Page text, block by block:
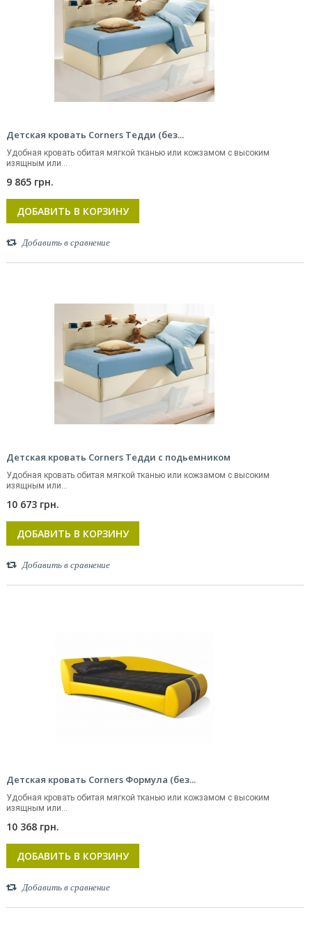
Детская кровать Corners Тедди (без...
Удобная кровать обитая мягкой тканью или кожзамом с высоким
изящным или...
9 865 грн.
ДОБАВИТЬ В КОРЗИНУ
Добавить в сравнение
Детская кровать Corners Тедди с подьемником
Удобная кровать обитая мягкой тканью или кожзамом с высоким
изящным или...
10 673 грн.
ДОБАВИТЬ В КОРЗИНУ
Добавить в сравнение
Детская кровать Corners Формула (без...
Удобная кровать обитая мягкой тканью или кожзамом с высоким
изящным или...
10 368 грн.
ДОБАВИТЬ В КОРЗИНУ
Добавить в сравнение